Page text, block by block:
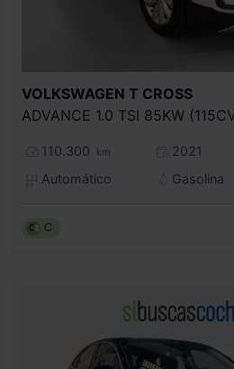
VOLKSWAGEN T CROSS
ADVANCE 1.0 TSI 85KW
110.300 km
2021
Automático
Gasolina
C